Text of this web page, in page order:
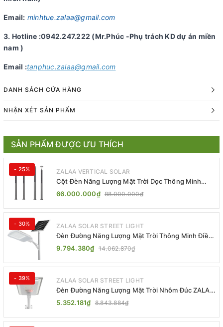
Email: minhtue.zalaa@gmail.com
3. Hotline :0942.247.222 (Mr.Phúc -Phụ trách KD dự án miền
nam )
Email :tanphuc.zalaa@gmail.com
DANH SÁCH CỬA HÀNG
NHẬN XÉT SẢN PHẨM
SẢN PHẨM ĐƯỢC ƯU THÍCH
- 25% ZALAA VERTICAL SOLAR
Cột Đèn Năng Lượng Mặt Trời Dọc Thông Minh
ZSR-YYDS-360 | ZALAA Jsc
66.000.000₫ 88.000.000₫
- 30% ZALAA SOLAR STREET LIGHT
Đèn Đường Năng Lượng Mặt Trời Thông Minh Điều
Khiển MPPT ZL-GMX01 ZALAA
9.794.380₫ 14.062.870₫
- 39% ZALAA SOLAR STREET LIGHT
Đèn Đường Năng Lượng Mặt Trời Nhôm Đúc ZALAA
ZL-BWH Cao Cấp IP65
5.352.181₫ 8.843.884₫